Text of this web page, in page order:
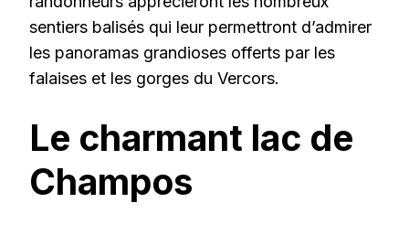
sentiers balisés qui leur permettront d’admirer
les panoramas grandioses offerts par les
falaises et les gorges du Vercors.
Le charmant lac de
Champos